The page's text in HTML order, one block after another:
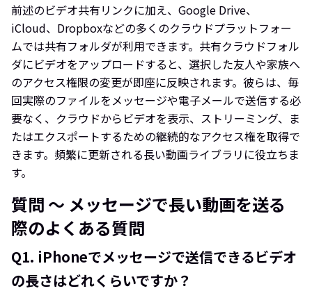
前述のビデオ共有リンクに加え、Google Drive、
iCloud、Dropboxなどの多くのクラウドプラットフォー
ムでは共有フォルダが利用できます。共有クラウドフォル
ダにビデオをアップロードすると、選択した友人や家族へ
のアクセス権限の変更が即座に反映されます。彼らは、毎
回実際のファイルをメッセージや電子メールで送信する必
要なく、クラウドからビデオを表示、ストリーミング、ま
たはエクスポートするための継続的なアクセス権を取得で
きます。頻繁に更新される長い動画ライブラリに役立ちま
す。
質問 ～ メッセージで長い動画を送る
際のよくある質問
Q1. iPhoneでメッセージで送信できるビデオ
の長さはどれくらいですか？